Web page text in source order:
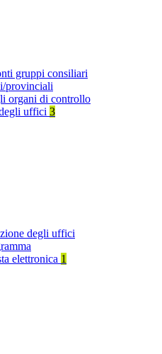
gruppi consiliari
provinciali
organi di controllo
uffici 3
degli uffici
elettronica 1